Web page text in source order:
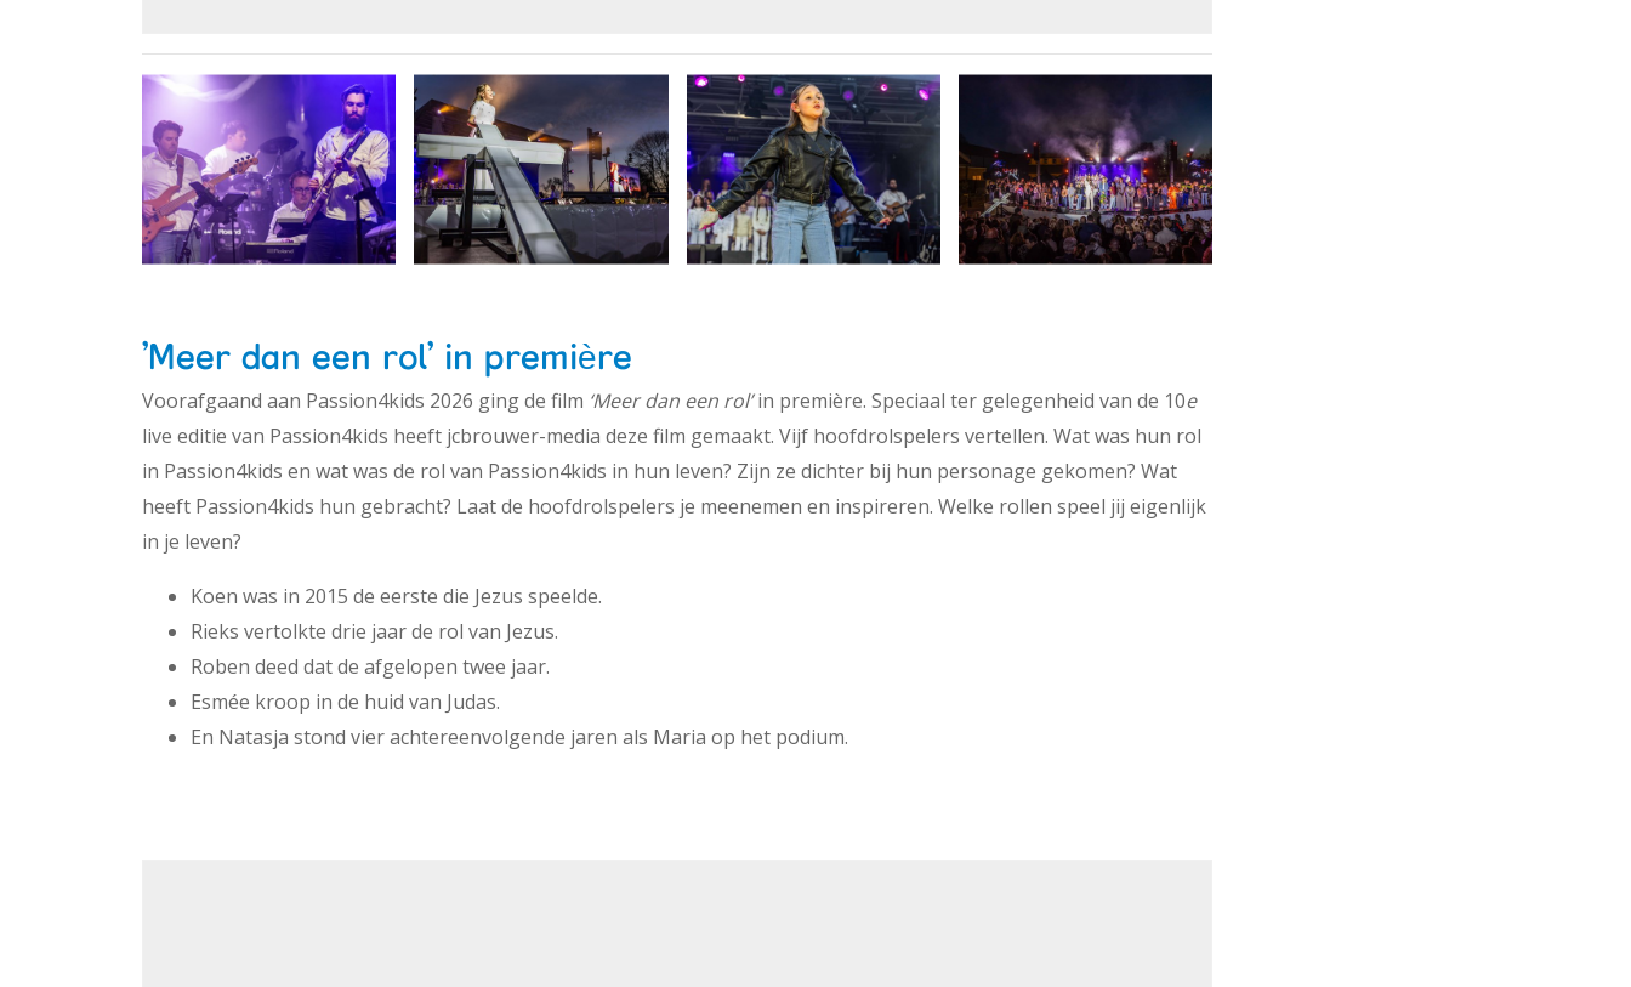
'Meer dan een rol' in première
Voorafgaand aan Passion4kids 2026 ging de film ‘Meer dan een rol’in première. Speciaal ter gelegenheid van de 10e
live editie van Passion4kids heeft jcbrouwer-media deze film gemaakt. Vijf hoofdrolspelers vertellen. Wat was hun rol
in Passion4kids en wat was de rol van Passion4kids in hun leven? Zijn ze dichter bij hun personage gekomen? Wat
heeft Passion4kids hun gebracht? Laat de hoofdrolspelers je meenemen en inspireren. Welke rollen speel jij eigenlijk
in je leven?
Koen was in 2015 de eerste die Jezus speelde.
Rieks vertolkte drie jaar de rol van Jezus.
Roben deed dat de afgelopen twee jaar.
Esmée kroop in de huid van Judas.
En Natasja stond vier achtereenvolgende jaren als Maria op het podium.